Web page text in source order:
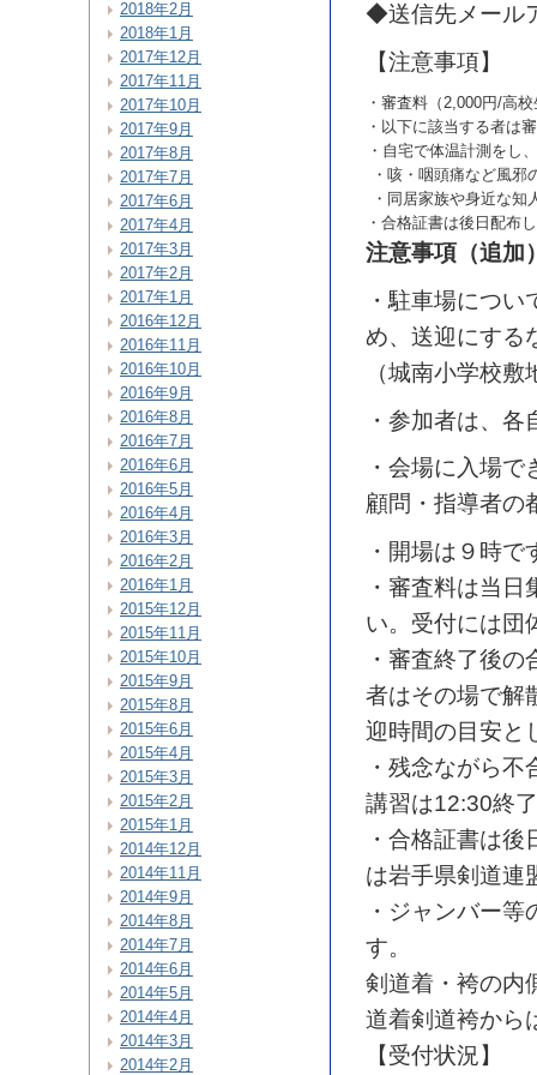
◆送信先メール
【注意事項】
・審査料（2,000円/高
・以下に該当する者は
・自宅で体温計測をし
・咳・咽頭痛など風邪
・同居家族や身近な知
・合格証書は後日配布
注意事項（追加
・駐車場につ
め、送迎にする
（城南小学校
・参加者は、
・会場に入場
顧問・指導者の
・開場は９時で
・審査料は当日
い。 受付には団
・審査終了後
者はその場で解
迎時間の目安と
・残念ながら
講習は12:30終
・合格証書は
は岩手県剣道連
・ジャンバー
す。
剣道着・袴の内
道着剣道袴か
【受付状況】
2018年2月
2018年1月
2017年12月
2017年11月
2017年10月
2017年9月
2017年8月
2017年7月
2017年6月
2017年4月
2017年3月
2017年2月
2017年1月
2016年12月
2016年11月
2016年10月
2016年9月
2016年8月
2016年7月
2016年6月
2016年5月
2016年4月
2016年3月
2016年2月
2016年1月
2015年12月
2015年11月
2015年10月
2015年9月
2015年8月
2015年6月
2015年4月
2015年3月
2015年2月
2015年1月
2014年12月
2014年11月
2014年9月
2014年8月
2014年7月
2014年6月
2014年5月
2014年4月
2014年3月
2014年2月